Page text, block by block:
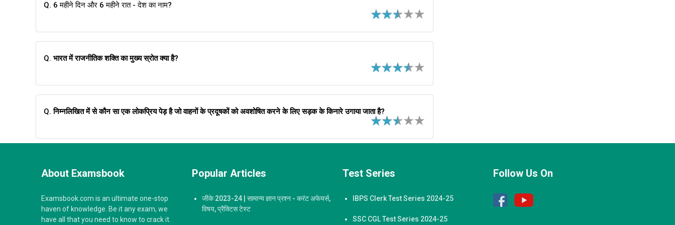
Q. 6 महीने दिन और 6 महीने रात - देश का नाम?
Q. भारत में राजनीतिक शक्ति का मुख्य स्रोत क्या है?
Q.निम्नलिखित में से कौन सा एक लोकप्रिय पेड़ है जो वाहनों के प्रदूषकों को अवशोषित करने के लिए सड़क के किनारे उगाया जाता है?
About Examsbook
Examsbook.com is an ultimate one-stop
haven of knowledge. Be it any exam, we
have all that you need to know to crack it.
Popular Articles
जीके 2023-24 | सामान्य ज्ञान प्रश्न - करंट अफेयर्स,
विषय, प्रैक्टिस टेस्ट
Test Series
IBPS Clerk Test Series 2024-25
SSC CGL Test Series 2024-25
Follow Us On